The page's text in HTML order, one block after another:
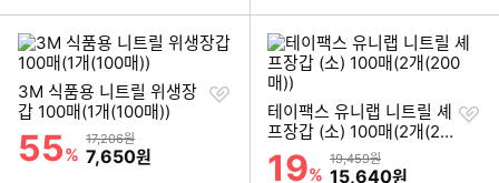
3M 식품용 니트릴 위생장
갑 100매(1개(100매))
할인률
55%
상품금액
17,206원
할인금액
7,650원
찜
테이팩스 유니랩 니트릴 셰
프장갑 (소) 100매(2개(20
0매))
할인률
19%
상품금액
19,459원
할인금액
15,640원
찜